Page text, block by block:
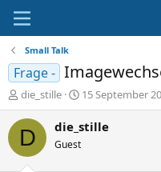
Small Talk
Frage -
E
r
s
die_stille
E
r
s
15 September
D die_stille
Guest